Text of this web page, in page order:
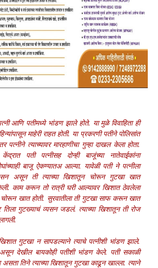
आणि पतीमध्ये भांडण झाले होते. या मुळे विवाहिता ही
माहेरी राहत होती. या प्रकरणी पतीने पोलिसांत
पत्नीने त्याच्यावर मारहाणीचा गुन्हा दाखल केला होता.
पती पत्नीसह दोन्ही बाजूंच्या नातेवाईकांना
बाजू ऐकण्यातअ आल्या. यावेळी पती ने पत्नीला
असून ती त्याच्या खिशातून चोरून गुटखा खात
काम करून तो रात्री घरी आल्यावर खिशात ठेवलेला
खात होती. सुरवातीला ती गुटखा साफ करून खात
तिला गुटख्याचं व्यसन जडलं. त्याच्या खिशातून ती रोज
गुटखा न सापडल्याने त्याचे पत्नीशी भांडण झाले.
देखील बायकोही पतीशी भांडण केले. पती सकाळी
असता तिने त्याच्या खिशातून गुटखा काढून खाल्ला. त्याने